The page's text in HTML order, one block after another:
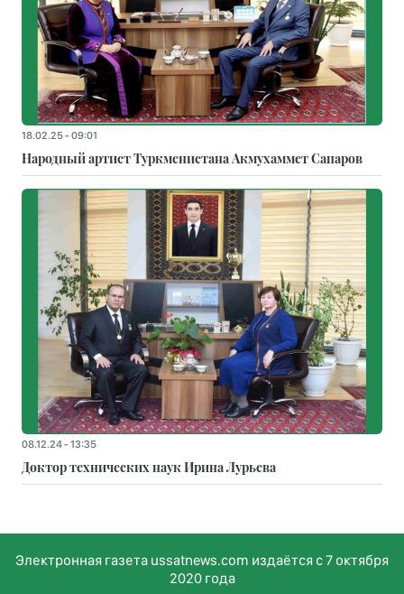
18.02.25 - 09:01
Народный артист Туркменистана Акмухаммет Сапаров
08.12.24 - 13:35
Доктор технических наук Ирина Лурьева
Электронная газета ussatnews.com издаётся с 7 октября
2020 года